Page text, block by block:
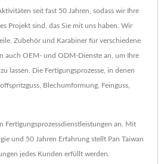
seit fast 50 Jahren, sodass wir Ihre
Projekt sind, das Sie mit uns haben. Wir
Zubehör und Karabiner für verschiedene
auch OEM- und ODM-Dienste an, um Ihre
lassen. Die Fertigungsprozesse, in denen
Blechumformung, Feinguss,
Fertigungsprozessdienstleistungen an. Mit
und 50 Jahren Erfahrung stellt Pan Taiwan
jedes Kunden erfüllt werden.